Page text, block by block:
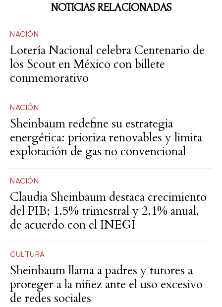
NOTICIAS RELACIONADAS
NACIÓN
Lotería Nacional celebra Centenario de
los Scout en México con billete
conmemorativo
NACIÓN
Sheinbaum redefine su estrategia
energética: prioriza renovables y limita
explotación de gas no convencional
NACIÓN
Claudia Sheinbaum destaca crecimiento
del PIB; 1.5% trimestral y 2.1% anual,
de acuerdo con el INEGI
CULTURA
Sheinbaum llama a padres y tutores a
proteger a la niñez ante el uso excesivo
de redes sociales